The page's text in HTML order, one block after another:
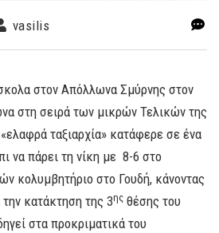
vasilis
στον Απόλλωνα Σμύρνης στον
στη σειρά των μικρών Τελικών της
ταξιαρχία» κατάφερε σε ένα
να πάρει τη νίκη με 8-6 στο
κολυμβητήριο στο Γουδή, κάνοντας
κατάκτηση της 3ης θέσης του
στα προκριματικά του